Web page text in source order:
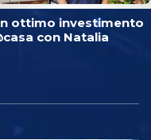
ottimo investimento
con Natalia